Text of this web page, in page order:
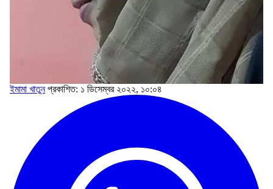
ইমামা খাতুন প্রকাশিত: ১ ডিসেম্বর ২০২২, ১০:০৪